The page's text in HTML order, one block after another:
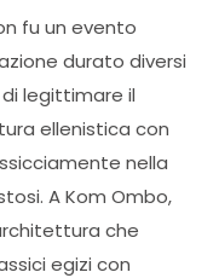
fu un evento
durato diversi
legittimare il
ellenistica con
nella
A Kom Ombo,
che
egizi con